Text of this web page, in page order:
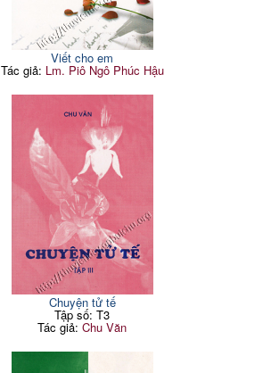
Viết cho em
Tác giả: Lm. Piô Ngô Phúc Hậu
Chuyện tử tế
Tập số: T3
Tác giả:Chu Văn